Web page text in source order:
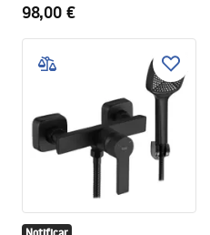
98,00 €